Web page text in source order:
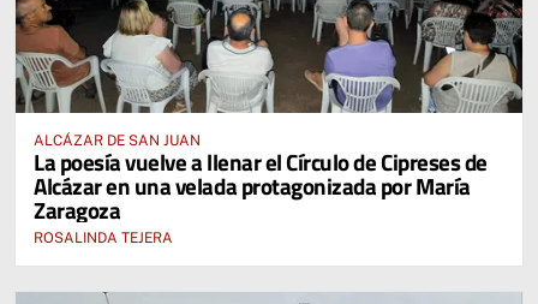
ALCÁZAR DE SAN JUAN
La poesía vuelve a llenar el Círculo de Cipreses de
Alcázar en una velada protagonizada por María
Zaragoza
ROSALINDA TEJERA